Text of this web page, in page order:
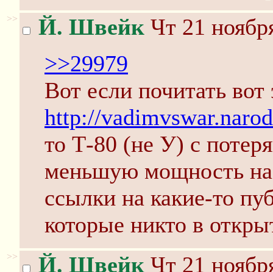
>> Й. Швейк Чт 21
>>29979
Вот если почитать вот
http://
то Т-80 (не У) с
меньшую мощность
ссылки на какие-то
которые никто в
>> Й. Швейк Чт 21